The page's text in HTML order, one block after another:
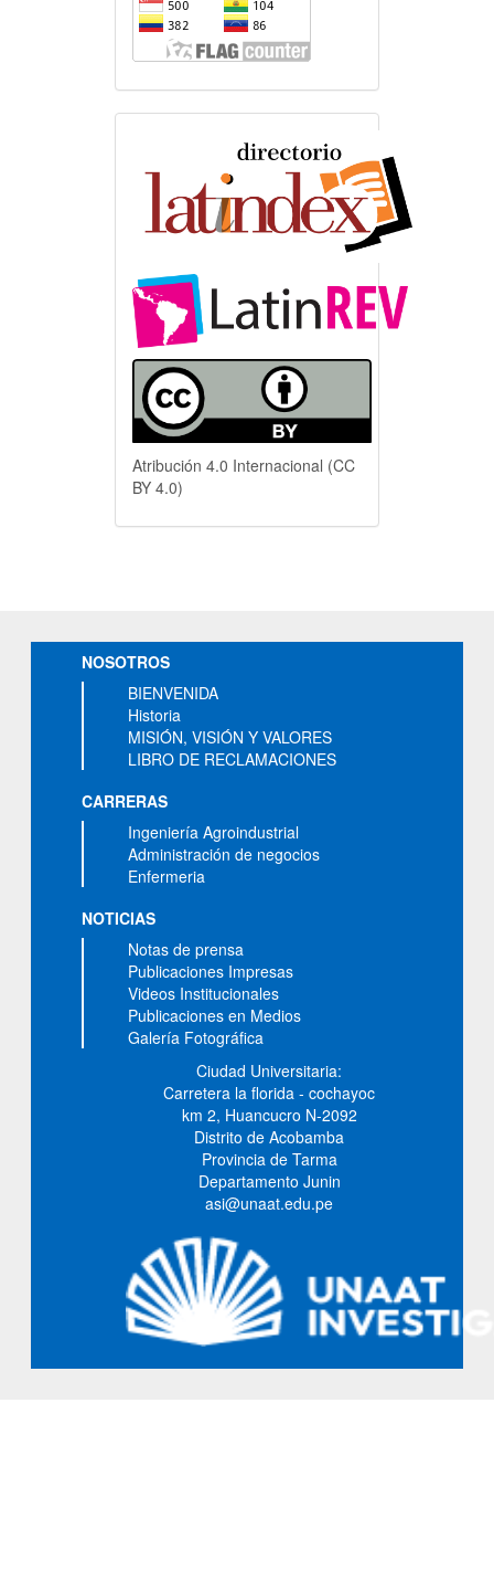
Indexación
Atribución 4.0 Internacional (CC
BY 4.0)
NOSOTROS
BIENVENIDA
Historia
MISIÓN, VISIÓN Y VALORES
LIBRO DE RECLAMACIONES
CARRERAS
Ingeniería Agroindustrial
Administración de negocios
Enfermeria
NOTICIAS
Notas de prensa
Publicaciones Impresas
Videos Institucionales
Publicaciones en Medios
Galería Fotográfica
Ciudad Universitaria:
Carretera la florida - cochayoc
km 2, Huancucro N-2092
Distrito de Acobamba
Provincia de Tarma
Departamento Junin
asi@unaat.edu.pe